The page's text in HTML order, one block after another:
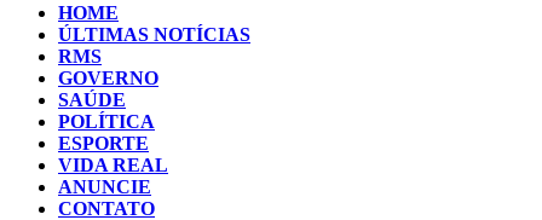
HOME
ÚLTIMAS NOTÍCIAS
RMS
GOVERNO
SAÚDE
POLÍTICA
ESPORTE
VIDA REAL
ANUNCIE
CONTATO